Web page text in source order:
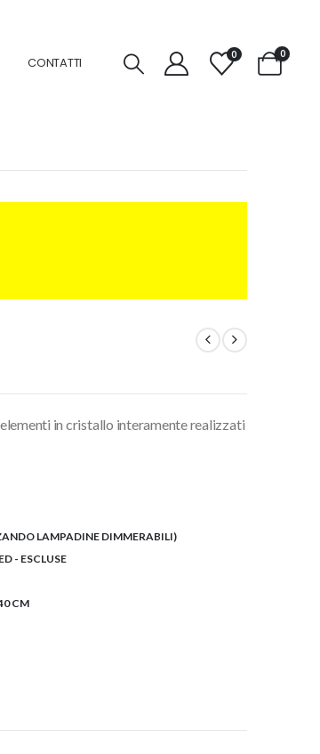
CONTATTI
0 0
in cristallo interamente realizzati
LAMPADINE DIMMERABILI)
- ESCLUSE
CM